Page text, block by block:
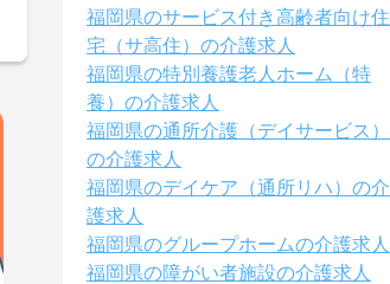
福岡県のサービス付き高齢者向け住
宅（サ高住）の介護求人
福岡県の特別養護老人ホーム（特
養）の介護求人
福岡県の通所介護（デイサービス）
の介護求人
福岡県のデイケア（通所リハ）の介
護求人
福岡県のグループホームの介護求人
福岡県の障がい者施設の介護求人